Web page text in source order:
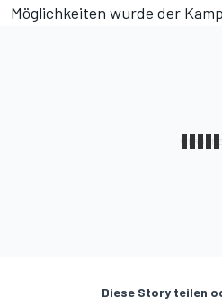
Möglichkeiten wurde der
Diese Story teilen